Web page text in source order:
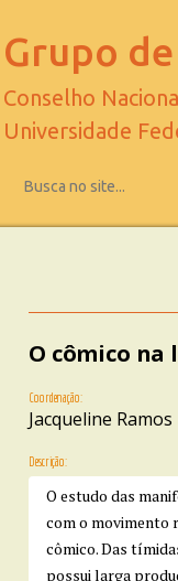
Grupo
Conselho
Universidade
O cômico
Coordenação:
Jacqueline Ramos
Descrição:
O estudo das
com o movimento
cômico. Das
possui larga